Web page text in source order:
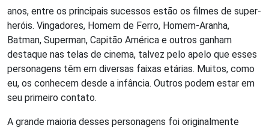
anos, entre os principais sucessos estão os filmes de super-
heróis. Vingadores, Homem de Ferro, Homem-Aranha,
Batman, Superman, Capitão América e outros ganham
destaque nas telas de cinema, talvez pelo apelo que esses
personagens têm em diversas faixas etárias. Muitos, como
eu, os conhecem desde a infância. Outros podem estar em
seu primeiro contato.
A grande maioria desses personagens foi originalmente